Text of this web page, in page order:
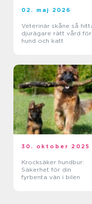
02. maj 2026
Veterinär skåne så hittar
djurägare rätt vård för
hund och katt
30. oktober 2025
Krocksäker hundbur:
Säkerhet för din
fyrbenta vän i bilen